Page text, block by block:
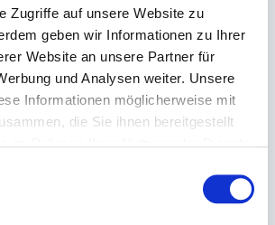
Zugriffe auf unsere Website zu
geben wir Informationen zu Ihrer
Website an unsere Partner für
und Analysen weiter. Unsere
Informationen möglicherweise mit
die Sie ihnen bereitgestellt
eckig 108x82mm